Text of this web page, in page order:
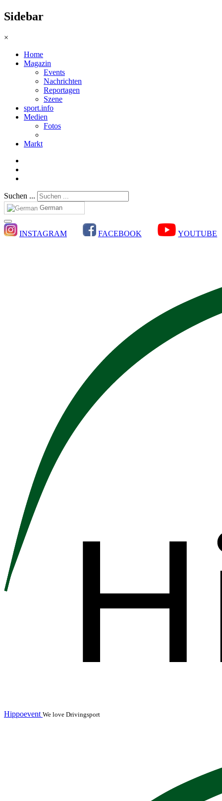
Sidebar
×
Home
Magazin
Events
Nachrichten
Reportagen
Szene
sport.info
Medien
Fotos
Markt
Suchen ...
German
INSTAGRAM FACEBOOK YOUTUBE
Hippoevent We love Drivingsport